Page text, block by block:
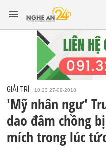
GIẢI TRÍ 10:23 27-09-2018
'Mỹ nhân ngư'
dao đâm chồng
mích trong lúc